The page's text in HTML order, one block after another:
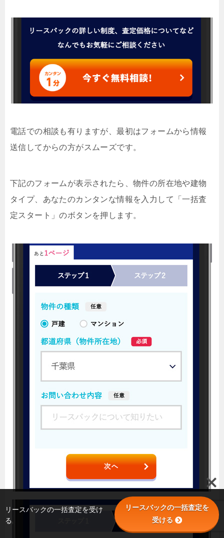
電話での相談も有りますが、最初はフォームから情報
送信してからの方がスムーズです。
下記のフォームが表示されたら、物件の所在地や建物
タイプ、あなたのカンタンな情報を入力して「一括査
定スタート」のボタンを押します。
リースバックの一括査定を受け
る
リースバックの一括査定を
受ける